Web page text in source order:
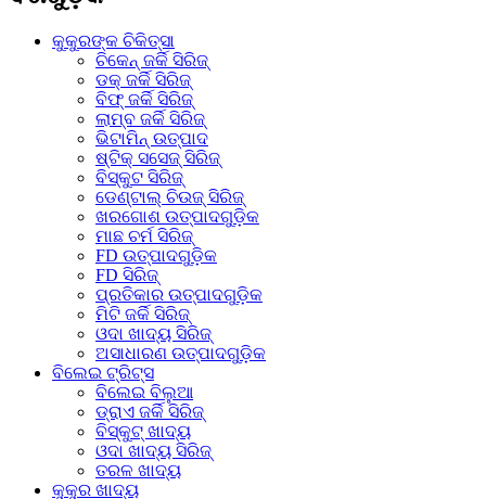
କୁକୁରଙ୍କ ଚିକିତ୍ସା
ଚିକେନ୍ ଜର୍କି ସିରିଜ୍
ଡକ୍ ଜର୍କି ସିରିଜ୍
ବିଫ୍ ଜର୍କି ସିରିଜ୍
ଲାମ୍ବ ଜର୍କି ସିରିଜ୍
ଭିଟାମିନ୍ ଉତ୍ପାଦ
ଷ୍ଟିକ୍ ସସେଜ୍ ସିରିଜ୍
ବିସ୍କୁଟ ସିରିଜ୍
ଡେଣ୍ଟାଲ୍ ଚିଉଜ୍ ସିରିଜ୍
ଖରଗୋଶ ଉତ୍ପାଦଗୁଡ଼ିକ
ମାଛ ଚର୍ମ ସିରିଜ୍
FD ଉତ୍ପାଦଗୁଡ଼ିକ
FD ସିରିଜ୍
ପ୍ରତିକାର ଉତ୍ପାଦଗୁଡ଼ିକ
ମିଟି ଜର୍କି ସିରିଜ୍
ଓଦା ଖାଦ୍ୟ ସିରିଜ୍
ଅସାଧାରଣ ଉତ୍ପାଦଗୁଡ଼ିକ
ବିଲେଇ ଟ୍ରିଟ୍ସ
ବିଲେଇ ବିଲୁଆ
ଡ୍ରାଏ ଜର୍କି ସିରିଜ୍
ବିସ୍କୁଟ୍ ଖାଦ୍ୟ
ଓଦା ଖାଦ୍ୟ ସିରିଜ୍
ତରଳ ଖାଦ୍ୟ
କୁକୁର ଖାଦ୍ୟ